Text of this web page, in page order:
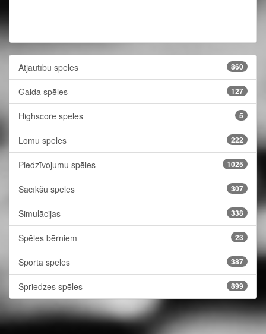
Atjautību spēles 860
Galda spēles 127
Highscore spēles 5
Lomu spēles 222
Piedzīvojumu spēles 1025
Sacīkšu spēles 307
Simulācijas 338
Spēles bērniem 23
Sporta spēles 387
Spriedzes spēles 899